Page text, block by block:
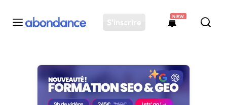
S'inscrire
NEW
Toutes les actus
Actus SEO
Plateforme